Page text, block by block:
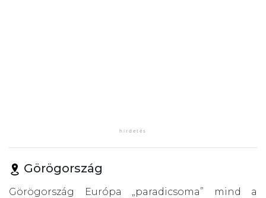
Görögország
Görögország Európa „paradicsoma” mind a